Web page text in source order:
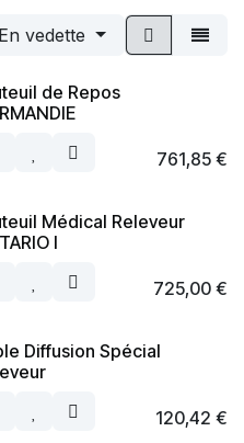
En vedette
de Repos
761,85€
Médical Releveur
I
725,00€
Diffusion Spécial
120,42 €